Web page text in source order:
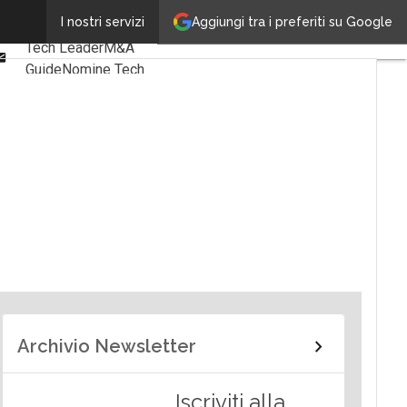
Aggiungi tra i preferiti su Google
I nostri servizi
Email
Ultimi articoli
Tech LeaderM&A
GuideNomine Tech
Archivio Newsletter